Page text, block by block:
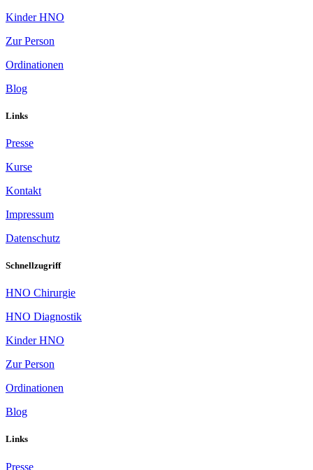
Kinder HNO
Zur Person
Ordinationen
Blog
Links
Presse
Kurse
Kontakt
Impressum
Datenschutz
Schnellzugriff
HNO Chirurgie
HNO Diagnostik
Kinder HNO
Zur Person
Ordinationen
Blog
Links
Presse